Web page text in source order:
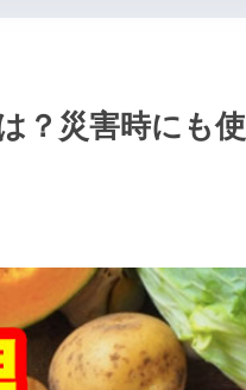
？災害時にも使